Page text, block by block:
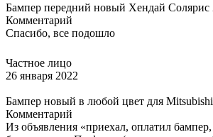
Бампер передний новый Хендай Солярис
Комментарий
Спасибо, все подошло
Частное лицо
26 января 2022
Бампер новый в любой цвет для
Комментарий
Из объявления «приехал, оплатил